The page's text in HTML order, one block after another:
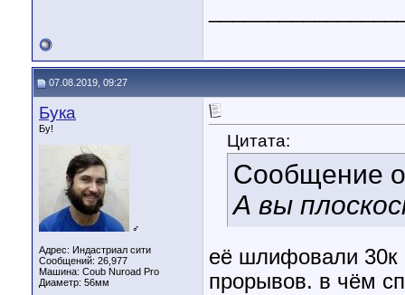
07.08.2019, 09:27
Бука
Бу!
♂
Адрес: Индастриал сити
Сообщений: 26,977
Машина: Coub Nuroad Pro
Диаметр: 56мм
Цитата:
Сообщение
А вы
её шлифовали 30к
прорывов. в чём